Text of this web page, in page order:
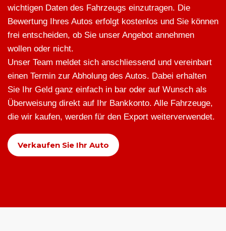
wichtigen Daten des Fahrzeugs einzutragen. Die
Bewertung Ihres Autos erfolgt kostenlos und Sie können
frei entscheiden, ob Sie unser Angebot annehmen
wollen oder nicht.
Unser Team meldet sich anschliessend und vereinbart
einen Termin zur Abholung des Autos. Dabei erhalten
Sie Ihr Geld ganz einfach in bar oder auf Wunsch als
Überweisung direkt auf Ihr Bankkonto. Alle Fahrzeuge,
die wir kaufen, werden für den Export weiterverwendet.
Verkaufen Sie Ihr Auto